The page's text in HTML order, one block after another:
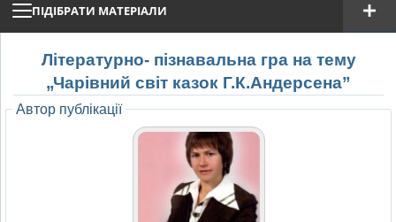
ПІДІБРАТИ МАТЕРІАЛИ
Літературно- пізнавальна гра на тему
„Чарівний світ казок Г.К.Андерсена”
Автор публікації